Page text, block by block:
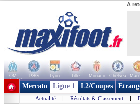
A
OM PSG Lyon Lille Monaco Chelsea Man
+ de clubs
Mercato Ligue 1 L2/Coupes
Actualité | Résultats & Classement |